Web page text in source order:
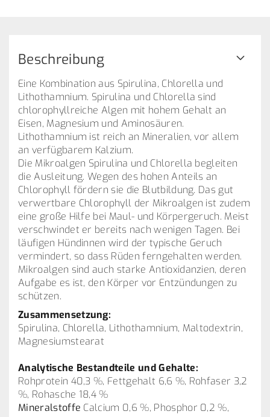
Beschreibung
Eine Kombination aus Spirulina, Chlorella und
Lithothamnium. Spirulina und Chlorella sind
chlorophyllreiche Algen mit hohem Gehalt an
Eisen, Magnesium und Aminosäuren.
Lithothamnium ist reich an Mineralien, vor allem
an verfügbarem Kalzium.
Die Mikroalgen Spirulina und Chlorella begleiten
die Ausleitung. Wegen des hohen Anteils an
Chlorophyll fördern sie die Blutbildung. Das gut
verwertbare Chlorophyll der Mikroalgen ist zudem
eine große Hilfe bei Maul- und Körpergeruch. Meist
verschwindet er bereits nach wenigen Tagen. Bei
läufigen Hündinnen wird der typische Geruch
vermindert, so dass Rüden ferngehalten werden.
Mikroalgen sind auch starke Antioxidanzien, deren
Aufgabe es ist, den Körper vor Entzündungen zu
schützen.
Zusammensetzung:
Spirulina, Chlorella, Lithothamnium, Maltodextrin,
Magnesiumstearat
Analytische Bestandteile und Gehalte:
Rohprotein 40,3 %, Fettgehalt 6,6 %, Rohfaser 3,2
%, Rohasche 18,4 %
Mineralstoffe Calcium 0,6 %, Phosphor 0,2 %,